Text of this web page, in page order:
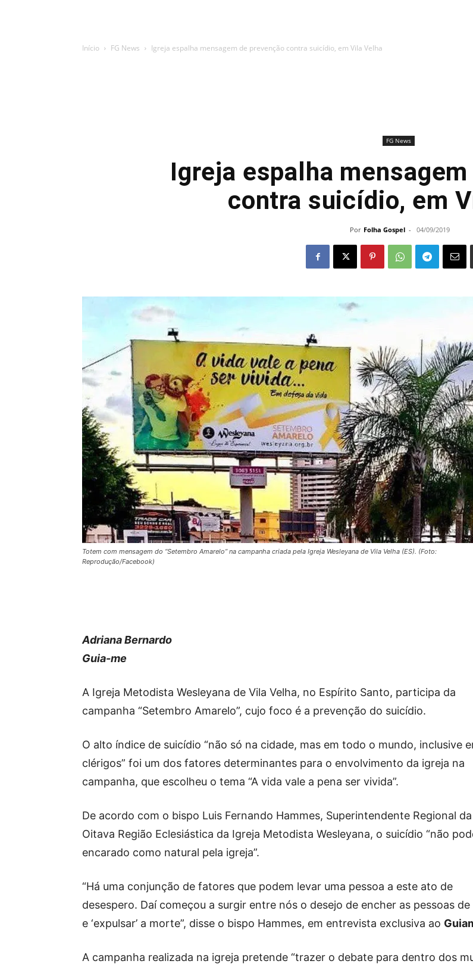
Início FG News Igreja espalha mensagem de prevenção contra suicídio, em Vila Velha
FG News
Igreja espalha
contra suicídio, em
Por Folha Gospel - 04/09/2019
Totem com mensagem do “Setembro Amarelo” na campanha criada pela Igreja Wesleyana de Vila Velha (ES). (Foto:
Reprodução/Facebook)
Adriana Bernardo
Guia-me
A Igreja Metodista Wesleyana de Vila Velha, no Espírito Santo, participa da
campanha “Setembro Amarelo”, cujo foco é a prevenção do suicídio.
O alto índice de suicídio “não só na cidade, mas em todo o mundo, inclusive
clérigos” foi um dos fatores determinantes para o envolvimento da igreja na
campanha, que escolheu o tema “A vida vale a pena ser vivida”.
De acordo com o bispo Luis Fernando Hammes, Superintendente Regional da
Oitava Região Eclesiástica da Igreja Metodista Wesleyana, o suicídio “não
encarado como natural pela igreja”.
“Há uma conjunção de fatores que podem levar uma pessoa a este ato de
desespero. Daí começou a surgir entre nós o desejo de encher as pessoas de
e ‘expulsar’ a morte”, disse o bispo Hammes, em entrevista exclusiva ao
A campanha realizada na igreja pretende “trazer o debate para dentro dos